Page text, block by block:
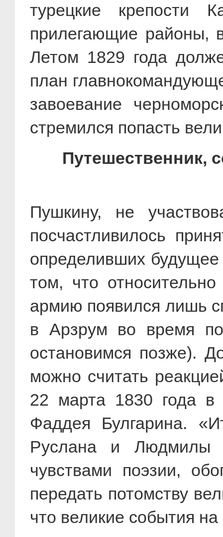
турецкие крепости
прилегающие районы,
Летом 1829 года
план
завоевание
стремился попасть
Путешественник,
Пушкину, не
посчастливилось
определивших будущее
том, что
армию появился лишь
в Арзрум во время
остановимся позже).
можно считать
22 марта 1830 года в
Фаддея Булгарина.
Руслана и Людмилы
чувствами поэзии,
передать потомству
что великие события